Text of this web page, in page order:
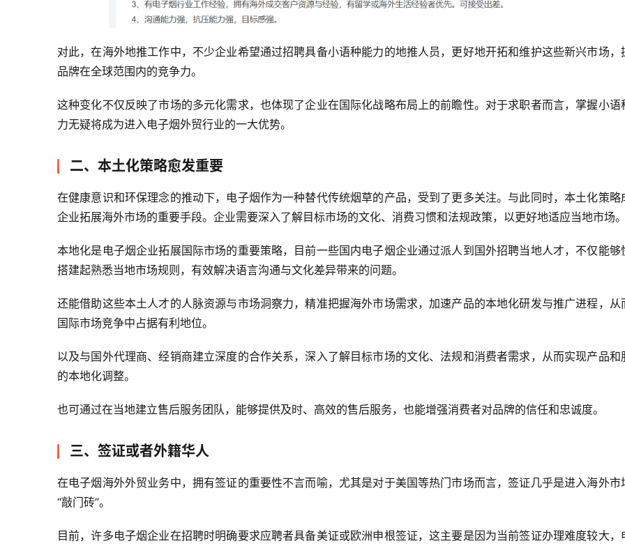
对此，在海外地推工作中，不少企业希望通过招聘具备小语种能力的地推人员，更好地开拓和维护这些新兴市场，
品牌在全球范围内的竞争力。
这种变化不仅反映了市场的多元化需求，也体现了企业在国际化战略布局上的前瞻性。对于求职者而言，掌握小语
力无疑将成为进入电子烟外贸行业的一大优势。
二、本土化策略愈发重要
在健康意识和环保理念的推动下，电子烟作为一种替代传统烟草的产品，受到了更多关注。与此同时，本土化策略
企业拓展海外市场的重要手段。企业需要深入了解目标市场的文化、消费习惯和法规政策，以更好地适应当地市场。
本地化是电子烟企业拓展国际市场的重要策略，目前一些国内电子烟企业通过派人到国外招聘当地人才，不仅能够
搭建起熟悉当地市场规则，有效解决语言沟通与文化差异带来的问题。
还能借助这些本土人才的人脉资源与市场洞察力，精准把握海外市场需求，加速产品的本地化研发与推广进程，从
国际市场竞争中占据有利地位。
以及与国外代理商、经销商建立深度的合作关系，深入了解目标市场的文化、法规和消费者需求，从而实现产品和
的本地化调整。
也可通过在当地建立售后服务团队，能够提供及时、高效的售后服务，也能增强消费者对品牌的信任和忠诚度。
三、签证或者外籍华人
在电子烟海外外贸业务中，拥有签证的重要性不言而喻，尤其是对于美国等热门市场而言，签证几乎是进入海外市
“敲门砖”。
目前，许多电子烟企业在招聘时明确要求应聘者具备美证或欧洲申根签证，这主要是因为当前签证办理难度较大，